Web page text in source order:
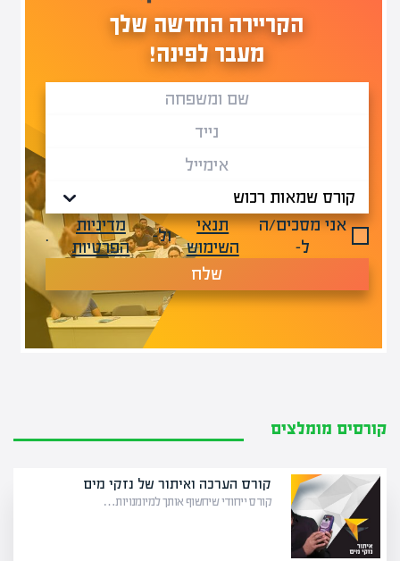
הקריירה החדשה שלך
מעבר לפינה!
אני מסכים/ה
ל-
תנאי
השימוש
ול-
מדיניות
הפרטיות
.
שלח
קורסים מומלצים
קורס הערכה ואיתור של נזקי מים
קורס ייחודי שיחשוף אותך למיומנויות…